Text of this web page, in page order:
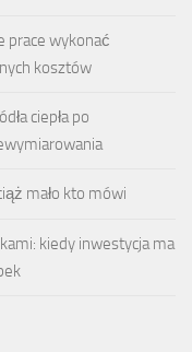
prace wykonać
kosztów
ciepła po
mało kto mówi
kiedy inwestycja ma